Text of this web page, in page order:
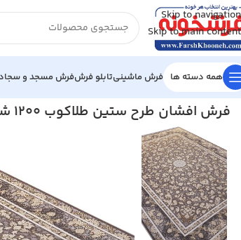
Skip to navigation
Skip to main content
همه دسته ها فرش ماشینیتابلو فرشفرش مسجد و
خانه/فرش ماشینی
فرش افشان طرح ستین طلاکوب 1200 شانه گل برجسته کد 73341